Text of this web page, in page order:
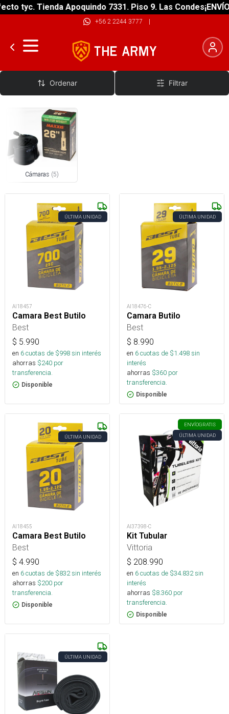
tyc. Tienda Apoquindo 7331. Piso 9. Las Condes
+56 2 2244 3777 |
Cámaras
Ordenar Filtrar
Cámaras (5)
ÚLTIMA UNIDAD
AI18457
Camara Best Butilo
Best
$ 5.990
en 6cuotas de $998sin interés
ahorras $240 por
transferencia.
Disponible
ÚLTIMA UNIDAD
AI18476-C
Camara Butilo
Best
$ 8.990
en 6cuotas de $1.498sin
interés
ahorras $360 por
transferencia.
Disponible
ÚLTIMA UNIDAD
AI18455
Camara Best Butilo
Best
$ 4.990
en 6cuotas de $832sin interés
ahorras $200 por
transferencia.
Disponible
ENVÍOGRATIS
ÚLTIMA UNIDAD
AI37398-C
Kit Tubular
Vittoria
$ 208.990
en 6cuotas de $34.832sin
interés
ahorras $8.360 por
transferencia.
Disponible
ÚLTIMA UNIDAD